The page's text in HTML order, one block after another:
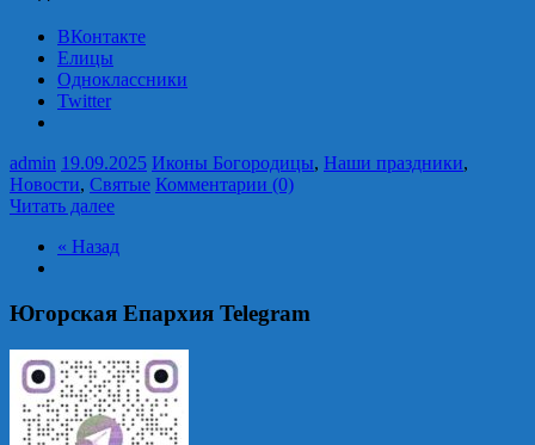
ВКонтакте
Елицы
Одноклассники
Twitter
admin 19.09.2025 Иконы Богородицы, Наши праздники,
Новости, Святые Комментарии (0)
Читать далее
« Назад
Югорская Епархия Telegram